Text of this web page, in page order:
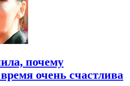
почему
очень счастлива